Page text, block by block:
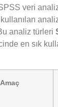
veri
kullanılan
analiz türleri
en sık
Amaç